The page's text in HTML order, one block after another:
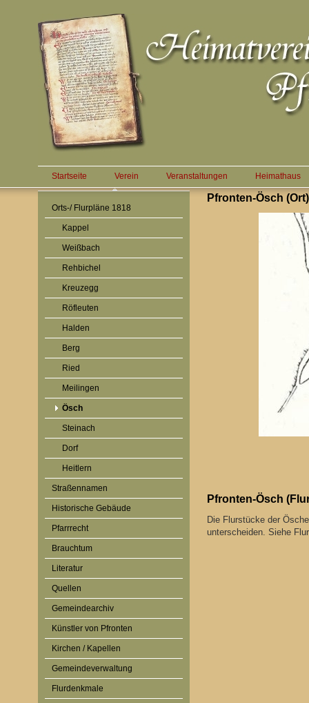
Startseite Verein Veranstaltungen Heimathaus
Orts-/ Flurpläne 1818
Kappel
Weißbach
Rehbichel
Kreuzegg
Röfleuten
Halden
Berg
Ried
Meilingen
Ösch
Steinach
Dorf
Heitlern
Straßennamen
Historische Gebäude
Pfarrrecht
Brauchtum
Literatur
Quellen
Gemeindearchiv
Künstler von Pfronten
Kirchen / Kapellen
Gemeindeverwaltung
Flurdenkmale
Pfronten-Ösch (Ort)
Pfronten-Ösch
Die Flurstücke der
unterscheiden. Siehe